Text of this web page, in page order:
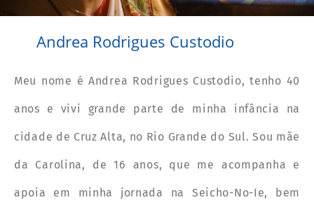
Andrea Rodrigues Custodio
Meu nome é Andrea Rodrigues Custodio, tenho 40
anos e vivi grande parte de minha infância na
cidade de Cruz Alta, no Rio Grande do Sul. Sou mãe
da Carolina, de 16 anos, que me acompanha e
apoia em minha jornada na Seicho-No-Ie, bem